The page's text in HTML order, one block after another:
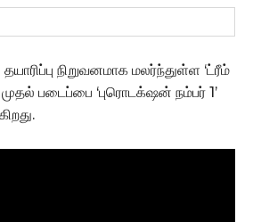
தயாரிப்பு நிறுவனமாக மலர்ந்துள்ள ‘ட்ரீம்
படைப்பை ‘புரொடக்‌ஷன் நம்பர் 1’